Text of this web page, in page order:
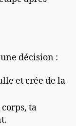
décision :
et crée de la
ta